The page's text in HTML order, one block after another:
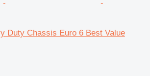
Duty Chassis Euro 6 Best Value